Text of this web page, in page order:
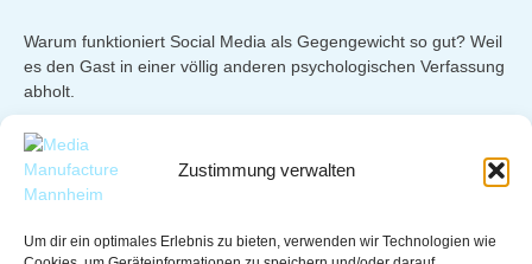
Zustimmung verwalten
Um dir ein optimales Erlebnis zu bieten, verwenden wir Technologien wie
Warum funktioniert Social Media als Gegengewicht so gut? Weil
es den Gast in einer völlig anderen psychologischen Verfassung
abholt.
Vom rationalen zum emotionalen Modus:
einem Portal befindet sich im „Transaktions-Modus“. Er will eine
rationale Entscheidung treffen und sucht nach dem besten Deal.
„Inspirations-Modus“. Er scrollt entspannt durch seinen Feed
und ist offen für Träume.